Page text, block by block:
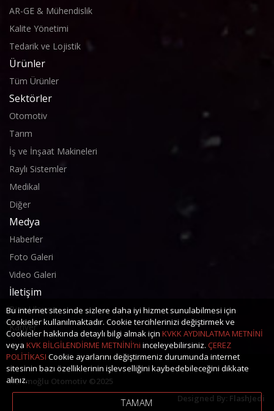
AR-GE & Mühendislik
Kalite Yönetimi
Tedarik ve Lojistik
Ürünler
Tüm Ürünler
Sektörler
Otomotiv
Tarım
İş ve İnşaat Makineleri
Raylı Sistemler
Medikal
Diğer
Medya
Haberler
Foto Galeri
Video Galeri
İletişim
Bize Ulaşın
Kariyer
Kerimoğlu Otomotiv ©2025
Designed By: FlashJedi
Bu internet sitesinde sizlere daha iyi hizmet sunulabilmesi için
Cookieler kullanılmaktadır. Cookie tercihlerinizi değiştirmek ve
Cookieler hakkında detaylı bilgi almak için KVKK AYDINLATMA METNİNİ
veya KVK BİLGİLENDİRME METNİNİ’ni inceleyebilirsiniz. ÇEREZ
POLİTİKASI Cookie ayarlarını değiştirmeniz durumunda internet
sitesinin bazı özelliklerinin işlevselliğini kaybedebileceğini dikkate
alınız.
TAMAM